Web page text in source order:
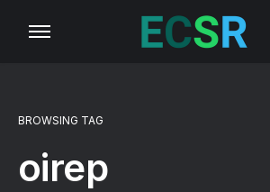
BROWSING TAG
oirep